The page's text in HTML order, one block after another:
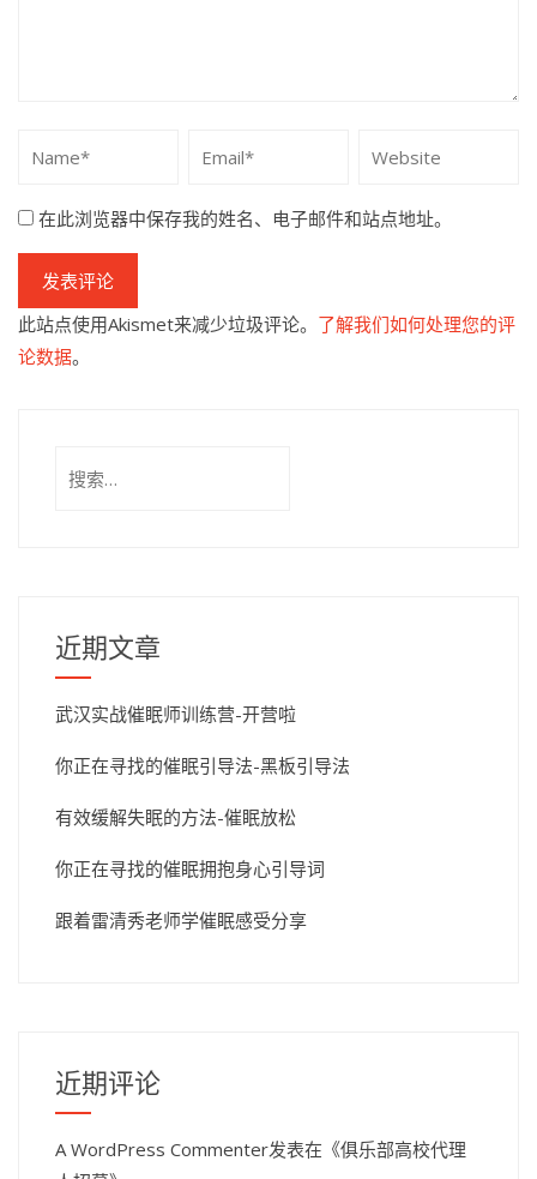
在此浏览器中保存我的姓名、电子邮件和站点地址。
此站点使用Akismet来减少垃圾评论。 了解我们如何处理您的评
论数据。
索：
近期文章
武汉实战催眠师训练营-开营啦
你正在寻找的催眠引导法-黑板引导法
有效缓解失眠的方法-催眠放松
你正在寻找的催眠拥抱身心引导词
跟着雷清秀老师学催眠感受分享
近期评论
A WordPress Commenter发表在《俱乐部高校代理